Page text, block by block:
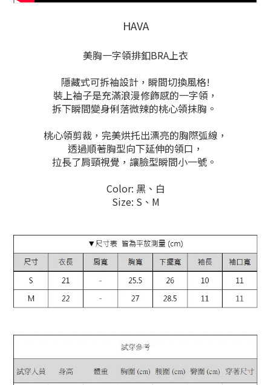
HAVA
美胸一字領排釦BRA上衣
隱藏式可拆袖設計，瞬間切換風格!
裝上袖子是充滿浪漫修飾感的一字領，
拆下瞬間變身俐落微辣的桃心領抹胸。
桃心領剪裁，完美烘托出漂亮的胸際弧線，
透過順著胸型向下延伸的領口，
拉長了肩頸視覺，讓臉型瞬間小一號。
Color: 黑、白
Size: S、M